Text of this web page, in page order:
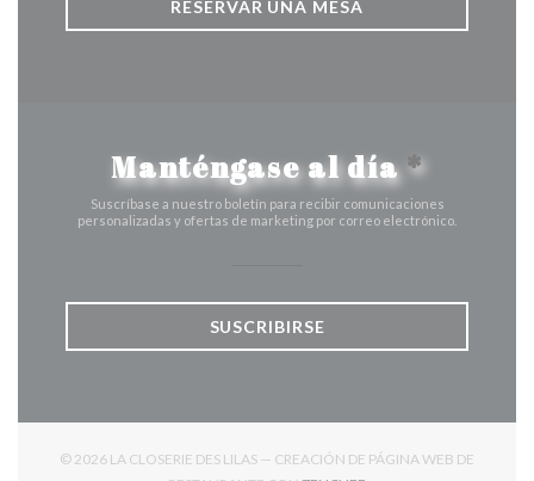
RESERVAR UNA MESA
Manténgase al día*
Suscríbase a nuestro boletín para recibir comunicaciones
personalizadas y ofertas de marketing por correo electrónico.
SUSCRIBIRSE
© 2026 LA CLOSERIE DES LILAS — CREACIÓN DE PÁGINA WEB DE